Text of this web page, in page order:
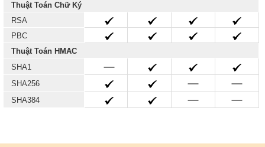
Thuật Toán Chữ Ký
RSA
PBC
Thuật Toán HMAC
SHA1
SHA256
SHA384